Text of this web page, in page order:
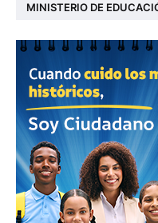
MINISTERIO DE